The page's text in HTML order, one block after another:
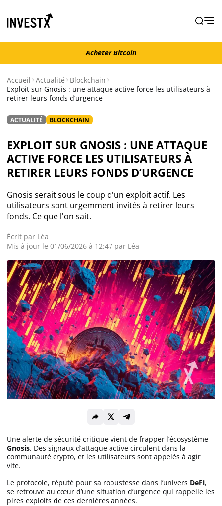
Acheter Bitcoin
Actualité
Actualité Bitcoin
Actualité Ethereum
Actualité Altcoins
Actualité NFT
Actualité IA
Guides
Acheter Cryptomonnaies
Prédictions
Cryptomonnaies
Ethereum (ETH)
Ripple (XRP)
Acheter Bitcoin
Accueil Actualité
Blockchain
Exploit sur Gnosis : une attaque active force les utilisateurs à
retirer leurs fonds d’urgence
ACTUALITÉ BLOCKCHAIN
EXPLOIT SUR GNOSIS : UNE ATTAQUE
ACTIVE FORCE LES UTILISATEURS À
RETIRER LEURS FONDS D’URGENCE
Gnosis serait sous le coup d'un exploit actif. Les
utilisateurs sont urgemment invités à retirer leurs
fonds. Ce que l'on sait.
Écrit par Léa
Mis à jour le 01/06/2026 à 12:47 par Léa
Une alerte de sécurité critique vient de frapper l’écosystème
Gnosis. Des signaux d’attaque active circulent dans la
communauté crypto, et les utilisateurs sont appelés à agir
vite.
Le protocole, réputé pour sa robustesse dans l’univers DeFi,
se retrouve au cœur d’une situation d’urgence qui rappelle les
pires exploits de ces dernières années.